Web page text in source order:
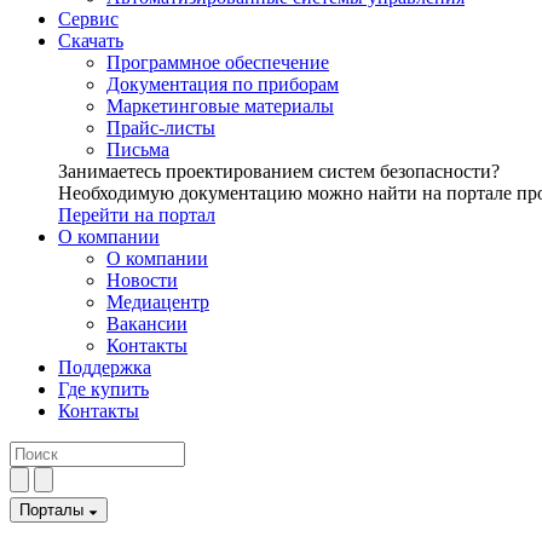
Сервис
Скачать
Программное обеспечение
Документация по приборам
Маркетинговые материалы
Прайс-листы
Письма
Занимаетесь проектированием систем безопасности?
Необходимую документацию можно найти на портале
Перейти на портал
О компании
О компании
Новости
Медиацентр
Вакансии
Контакты
Поддержка
Где купить
Контакты
Порталы